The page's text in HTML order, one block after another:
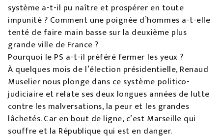
système a-t-il pu naître et prospérer en toute
impunité ? Comment une poignée d’hommes a-t-elle
tenté de faire main basse sur la deuxième plus
grande ville de France ?
Pourquoi le PS a-t-il préféré fermer les yeux ?
À quelques mois de l’élection présidentielle, Renaud
Muselier nous plonge dans ce système politico-
judiciaire et relate ses deux longues années de lutte
contre les malversations, la peur et les grandes
lâchetés. Car en bout de ligne, c’est Marseille qui
souffre et la République qui est en danger.